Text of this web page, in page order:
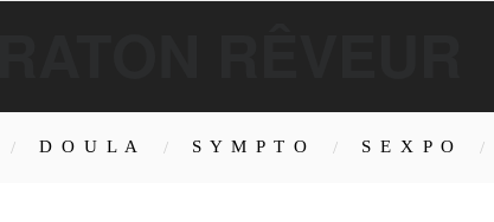
D O U L A S Y M P T O S E X P O